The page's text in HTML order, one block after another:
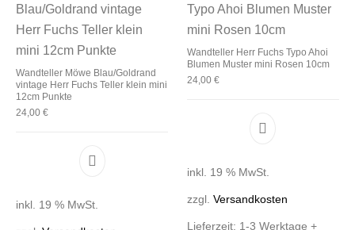
Wandteller Möwe Blau/Goldrand
vintage Herr Fuchs Teller klein mini
12cm Punkte
24,00€
inkl. 19 % MwSt.
Wandteller Herr Fuchs Typo Ahoi
Blumen Muster mini Rosen 10cm
24,00 €
inkl. 19 % MwSt.
zzgl. Versandkosten
Lieferzeit: 1-3 Werktage +